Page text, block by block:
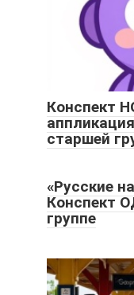
Конспект
старшей
«Русские
Конспект
группе